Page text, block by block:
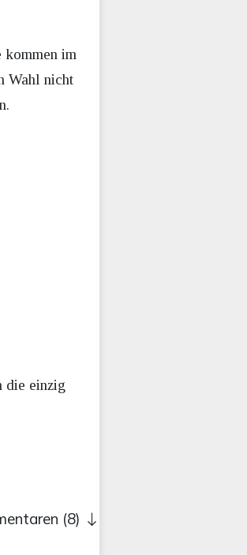
kommen im
Wahl nicht
die einzig
(8)